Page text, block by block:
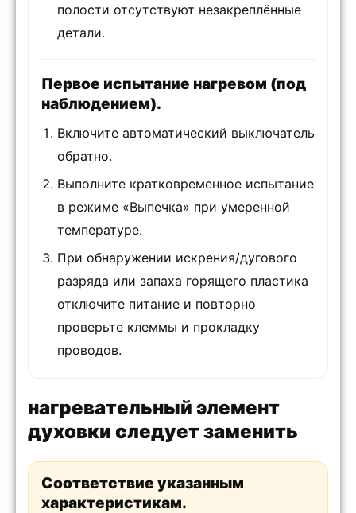
полости отсутствуют незакреплённые
детали.
Первое испытание нагревом (под
наблюдением).
Включите автоматический выключатель
обратно.
Выполните кратковременное испытание
в режиме «Выпечка» при умеренной
температуре.
При обнаружении искрения/дугового
разряда или запаха горящего пластика
отключите питание и повторно
проверьте клеммы и прокладку
проводов.
нагревательный элемент
духовки следует заменить
Соответствие указанным
характеристикам.